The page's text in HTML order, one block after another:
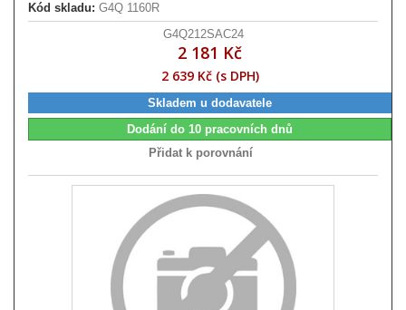
Kód skladu: G4Q 1160R
G4Q212SAC24
2 181 Kč
2 639 Kč (s DPH)
Skladem u dodavatele
Dodání do 10 pracovních dnů
Přidat k porovnání